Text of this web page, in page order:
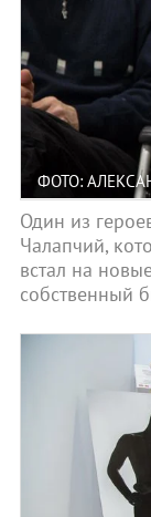
ФОТО:
Один из
Чалапчий,
встал на
собственный